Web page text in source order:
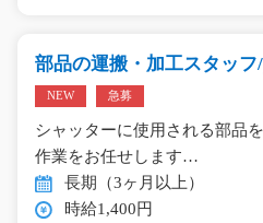
部品の運搬・加工スタッフ
NEW 急募
シャッターに使用される部品
作業をお任せします…
長期（3ヶ月以上）
時給1,400円